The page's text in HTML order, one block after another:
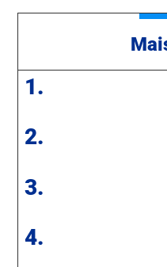
1.
2.
3.
4.